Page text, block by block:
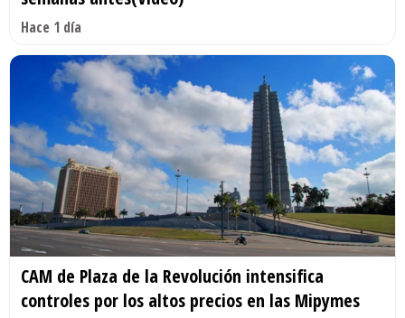
Hace 1 día
CAM de Plaza de la Revolución intensifica
controles por los altos precios en las Mipymes